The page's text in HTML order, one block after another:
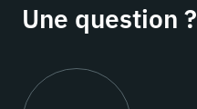
Une question ?